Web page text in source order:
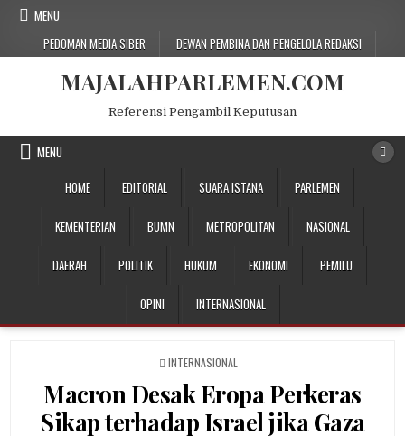
Skip
MENU
PEDOMAN MEDIA SIBER
DEWAN PEMBINA DAN PENGELOLA REDAKSI
MAJALAHPARLEMEN.COM
Referensi Pengambil Keputusan
MENU
HOME
EDITORIAL SUARA ISTANA PARLEMEN
KEMENTERIAN BUMN METROPOLITAN NASIONAL
DAERAH POLITIK HUKUM EKONOMI PEMILU
OPINI INTERNASIONAL
POSTED
INTERNASIONAL
Macron Desak Eropa Perkeras
Sikap terhadap Israel jika Gaza